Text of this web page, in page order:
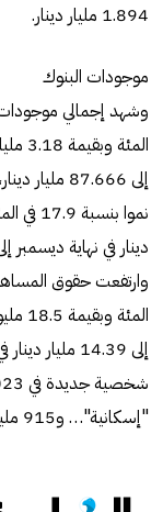
1.894 مليار دينار.
موجودات البنوك
إلى 87.666
دينار في نهاية ديسمبر إلى 12.21 مليار دينار في ديسمبر
"إسكانية"… و915 مليوناً "استهلاكية".